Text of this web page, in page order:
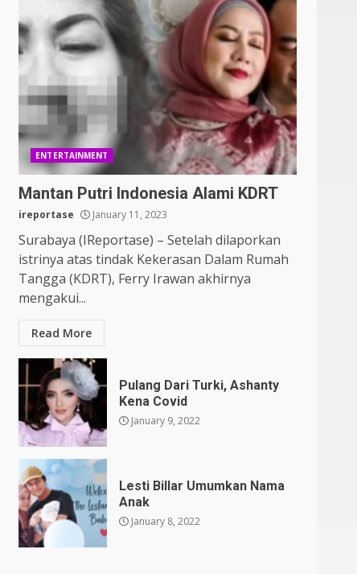
ENTERTAINMENT
Mantan Putri Indonesia Alami KDRT
ireportase January 11, 2023
Surabaya (IReportase) – Setelah dilaporkan
istrinya atas tindak Kekerasan Dalam Rumah
Tangga (KDRT), Ferry Irawan akhirnya
mengakui...
Read More
Pulang Dari Turki, Ashanty
Kena Covid
January 9, 2022
Lesti Billar Umumkan Nama
Anak
January 8, 2022